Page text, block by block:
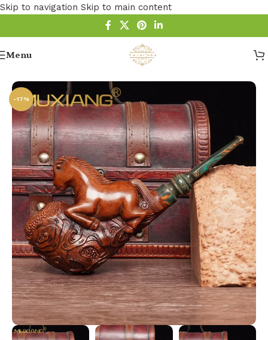
Skip to navigation Skip to main content
Menu
-17%